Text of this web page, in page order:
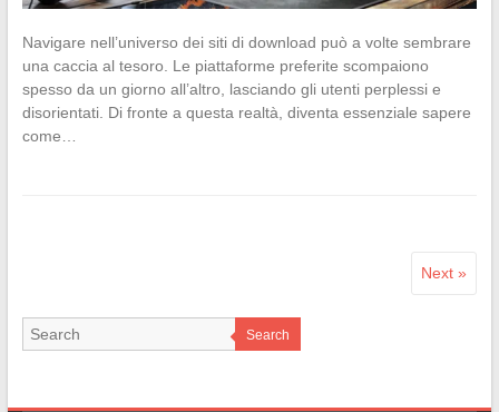
Navigare nell’universo dei siti di download può a volte sembrare
una caccia al tesoro. Le piattaforme preferite scompaiono
spesso da un giorno all’altro, lasciando gli utenti perplessi e
disorientati. Di fronte a questa realtà, diventa essenziale sapere
come…
Next »
Search